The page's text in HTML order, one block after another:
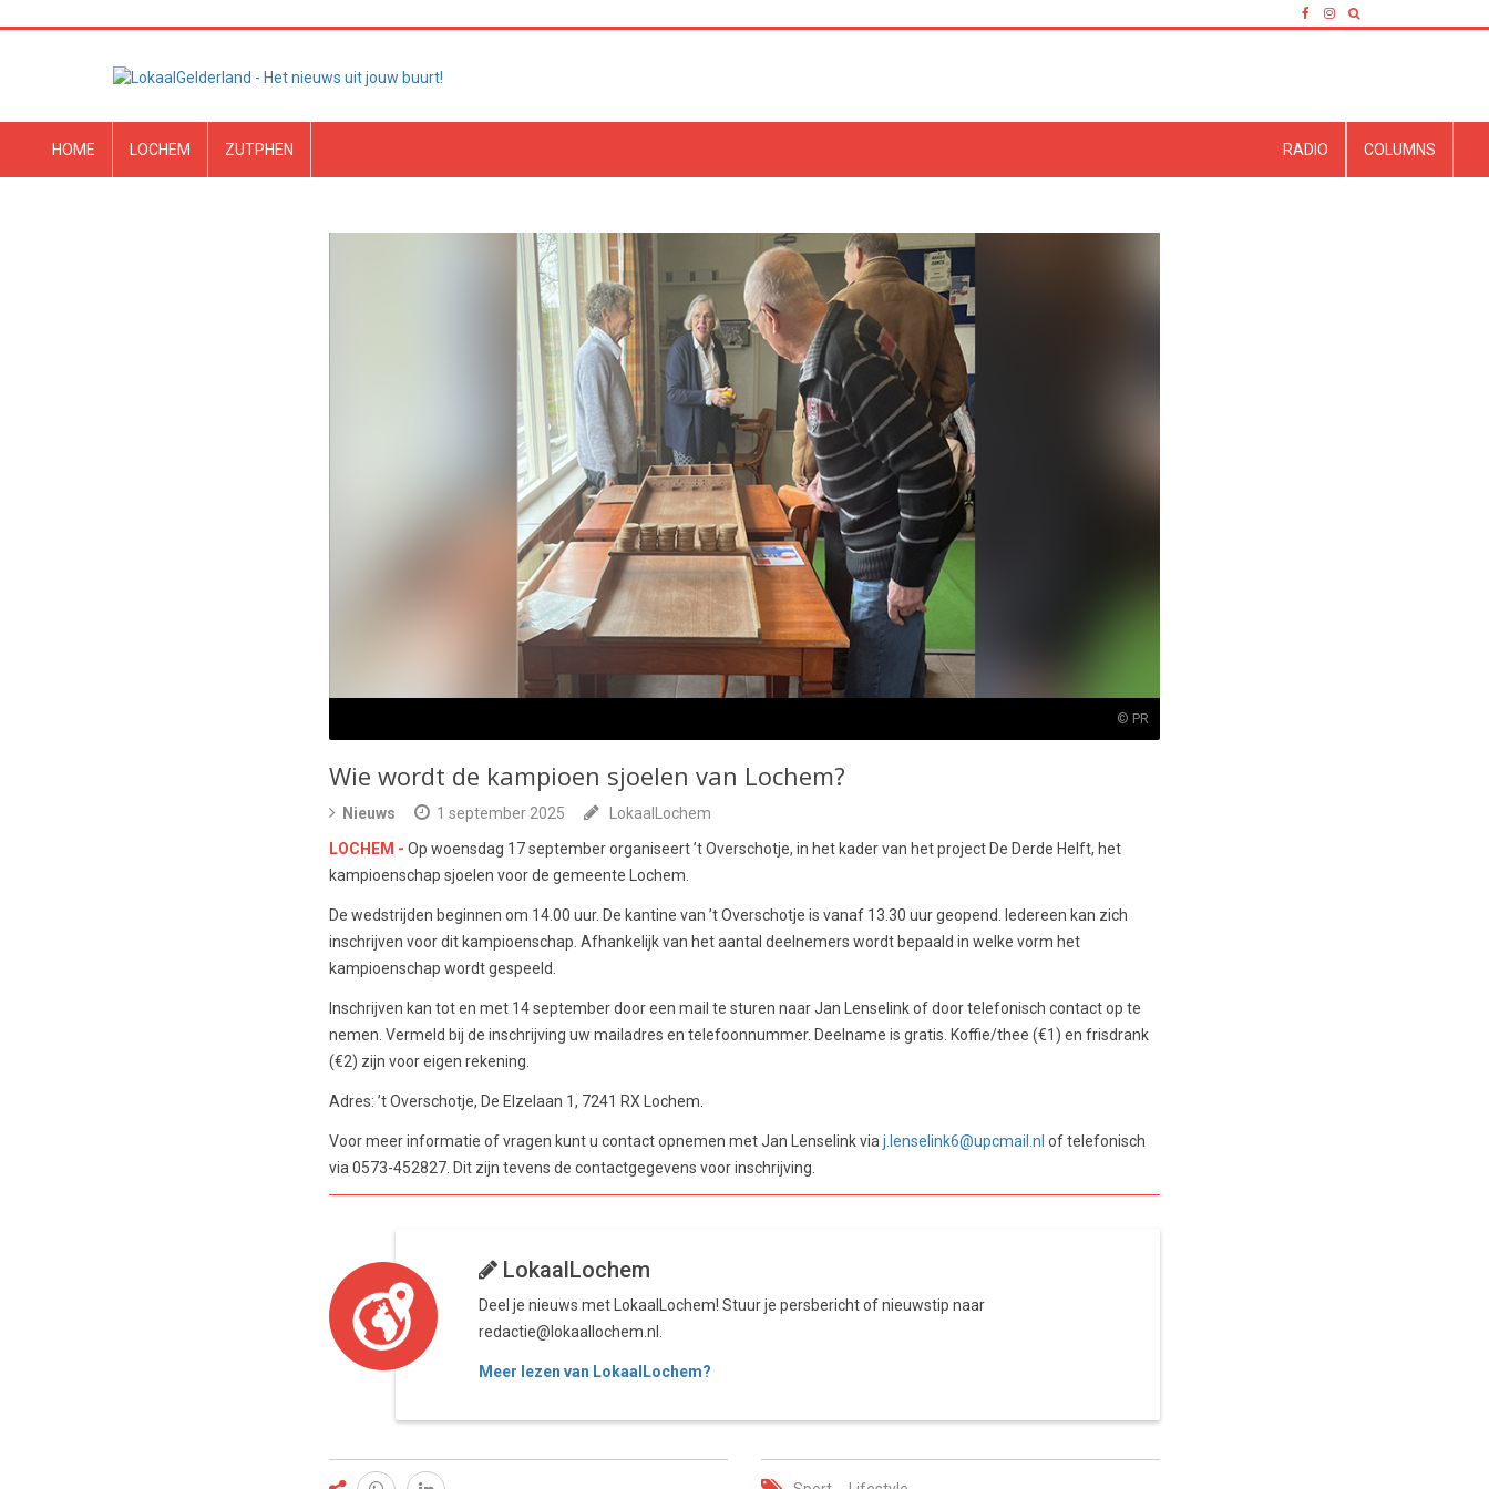
HOME LOCHEM ZUTPHEN COLUMNS
RADIO
© PR
Wie wordt de kampioen sjoelen van Lochem?
Nieuws 1 september 2025
LokaalLochem
LOCHEM - Op woensdag 17 september organiseert ’t Overschotje, in het kader van het project De Derde Helft, het
kampioenschap sjoelen voor de gemeente Lochem.
De wedstrijden beginnen om 14.00 uur. De kantine van ’t Overschotje is vanaf 13.30 uur geopend. Iedereen kan zich
inschrijven voor dit kampioenschap. Afhankelijk van het aantal deelnemers wordt bepaald in welke vorm het
kampioenschap wordt gespeeld.
Inschrijven kan tot en met 14 september door een mail te sturen naar Jan Lenselink of door telefonisch contact op te
nemen. Vermeld bij de inschrijving uw mailadres en telefoonnummer. Deelname is gratis. Koffie/thee (€1) en frisdrank
(€2) zijn voor eigen rekening.
Adres: ’t Overschotje, De Elzelaan 1, 7241 RX Lochem.
Voor meer informatie of vragen kunt u contact opnemen met Jan Lenselink via j.lenselink6@upcmail.nl of telefonisch
via 0573-452827. Dit zijn tevens de contactgegevens voor inschrijving.
LokaalLochem
Deel je nieuws met LokaalLochem! Stuur je persbericht of nieuwstip naar
redactie@lokaallochem.nl.
Meer lezen van LokaalLochem?